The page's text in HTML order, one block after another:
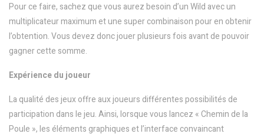
Pour ce faire, sachez que vous aurez besoin d’un Wild avec un
multiplicateur maximum et une super combinaison pour en obtenir
l’obtention. Vous devez donc jouer plusieurs fois avant de pouvoir
gagner cette somme.
Expérience du joueur
La qualité des jeux offre aux joueurs différentes possibilités de
participation dans le jeu. Ainsi, lorsque vous lancez « Chemin de la
Poule », les éléments graphiques et l’interface convaincant